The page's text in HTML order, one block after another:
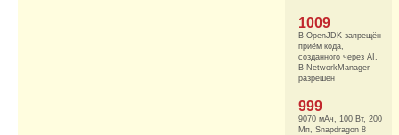
1009
В OpenJDK запрещён
приём кода,
созданного через AI.
В NetworkManager
разрешён
999
9070 мАч, 100 Вт, 200
Мп, Snapdragon 8